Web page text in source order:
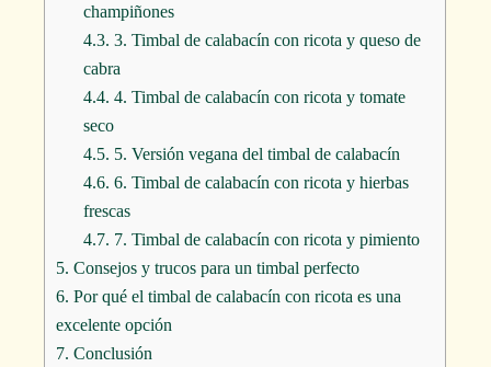
champiñones
4.3. 3. Timbal de calabacín con ricota y queso de
cabra
4.4. 4. Timbal de calabacín con ricota y tomate
seco
4.5. 5. Versión vegana del timbal de calabacín
4.6. 6. Timbal de calabacín con ricota y hierbas
frescas
4.7. 7. Timbal de calabacín con ricota y pimiento
5. Consejos y trucos para un timbal perfecto
6. Por qué el timbal de calabacín con ricota es una
excelente opción
7. Conclusión